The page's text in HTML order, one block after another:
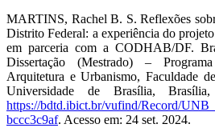
MARTINS, Rachel B. S. Reflexões
Distrito Federal: a experiência do
em parceria com a CODHAB/DF.
Dissertação (Mestrado) –
Arquitetura e Urbanismo, Faculdade
Universidade de Brasília,
https://bdtd.ibict.br/vufind/Record/
bccc3c9af. Acesso em: 24 set. 2024.